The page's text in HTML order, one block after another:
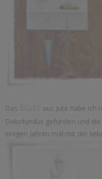
Das
aus Jute habe ich
Dekofundus gefunden und
einigen Jahren mal mit der